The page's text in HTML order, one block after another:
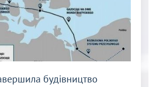
будівництво